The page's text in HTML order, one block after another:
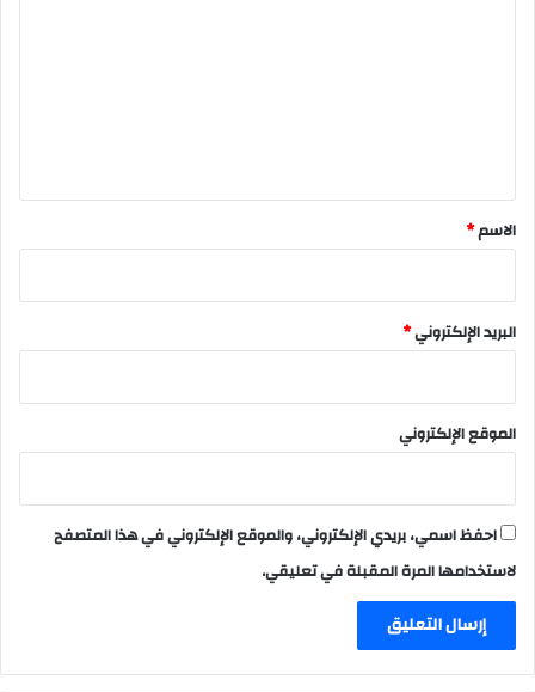
*
الاسم*
البريد الإلكتروني*
الموقع الإلكتروني
احفظ اسمي، بريدي الإلكتروني، والموقع الإلكتروني في هذا المتصفح
لاستخدامها المرة المقبلة في تعليقي.